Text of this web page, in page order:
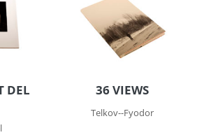
DEL
36 VIEWS
Telkov--Fyodor